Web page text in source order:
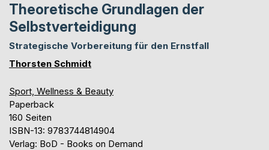
Theoretische Grundlagen der
Selbstverteidigung
Strategische Vorbereitung für den Ernstfall
Thorsten Schmidt
Sport, Wellness & Beauty
Paperback
160 Seiten
ISBN-13: 9783744814904
Verlag: BoD - Books on Demand